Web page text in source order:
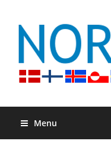
Menu